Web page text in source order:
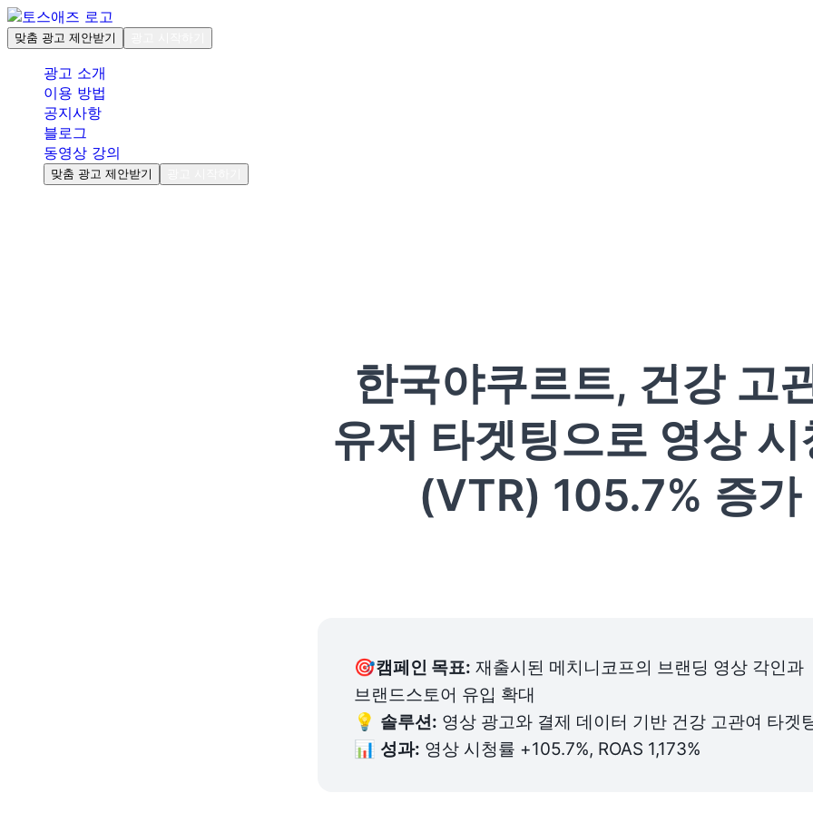
맞춤 광고 제안받기
광고 소개
이용 방법
공지사항
블로그
동영상 강의
맞춤 광고 제안받기
한국야쿠르트, 건강 고
유저 타겟팅으로 영상
(VTR) 105.7% 증가
🎯캠페인 목표: 재출시된 메치니코프의 브랜딩 영상 각인과
브랜드스토어 유입 확대
💡 솔루션:
📊 성과: 영상 시청률 +105.7%, ROAS 1,173%